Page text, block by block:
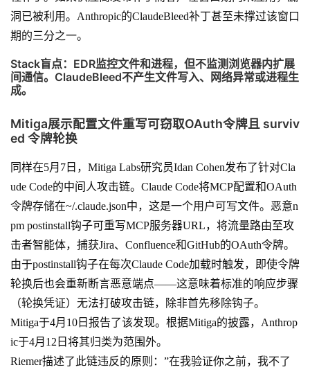
洞已被利用。Anthropic的ClaudeBleed补丁甚至未撑过该窗口
期的三分之一。
Stack盲点：EDR监控文件和进程，但不监测浏览器内扩展
间通信。ClaudeBleed不产生文件写入、网络异常或进程生
成。
Mitiga展示配置文件重写可窃取OAuth令牌且 surviv
ed 令牌轮换
同样在5月7日，Mitiga Labs研究员Idan Cohen发布了针对Cla
ude Code的中间人攻击链。Claude Code将MCP配置和OAuth
令牌存储在~/.claude.json中，这是一个用户可写文件。恶意n
pm postinstall钩子可重写MCP服务器URL，将流量路由至攻
击者智能体，捕获Jira、Confluence和GitHub的OAuth令牌。
由于postinstall钩子在每次Claude Code加载时触发，即使令牌
轮换后也会重新断言恶意端点——这意味着标准的响应步骤
（轮换凭证）无法打破攻击链，除非首先移除钩子。
Mitiga于4月10日报告了该发现。根据Mitiga的披露，Anthrop
ic于4月12日将其归类为范围外。
Riemer描述了此链违反的原则：”在我验证你之前，我不了